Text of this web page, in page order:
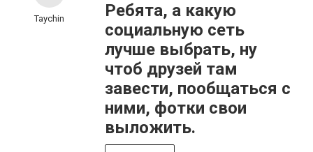
Taychin
Ребята, а какую
социальную сеть
лучше выбрать, ну
чтоб друзей там
завести, пообщаться с
ними, фотки свои
выложить.